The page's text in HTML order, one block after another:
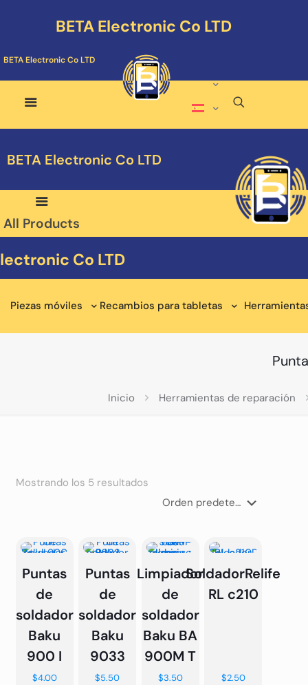
BETA Electronic Co LTD
BETA Electronic Co LTD
BETA Electronic Co LTD
All Products
Co LTD
Piezas móviles Recambios para tabletas
Inicio Herramientas de reparación
Mostrando los 5 resultados
Puntas
de
soldador
Baku
900 I
$4.00
Puntas
de
soldador
Baku
9033
$5.50
Limpiador
de
soldador
Baku BA
900M T
$3.50
SoldadorRelife
RL c210
$2.50